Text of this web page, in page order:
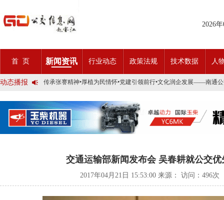
2026
首 页 新闻资讯 行业动态 政策法规 技术数据 人
动态播报
石河子市公交公司荣获全国五一劳动奖状
宜昌公交春节滨江观光定制巴士18日开行！
传承张謇精神•厚植为民情怀•党建引领前行•文化润企发展——南通
岁月为鉴人民为证，百年北京公交实现历史性跨越！
今日生效！新《安全生产法》处罚条款对照
交通运输部、科学技术部发布关于科技创新驱动加快建设交通强国
2025市民出行新方案 | 久事公交开通首条需求响应式定制班线
第九届公交都市发展论坛 (深圳)邀请函
宜昌公交春节滨江观光定制巴士18日开行！
传承张謇精神•厚植为民情怀•党建引领前行•文化润企发展——南通
创新 实践 沟通 | 聚焦「智慧公交」目标 助推公交转型发展——沪苏
交通运输部新闻发布会 吴春耕就公交
2017年04月21日 15:53:00 来源： 访问： 496次